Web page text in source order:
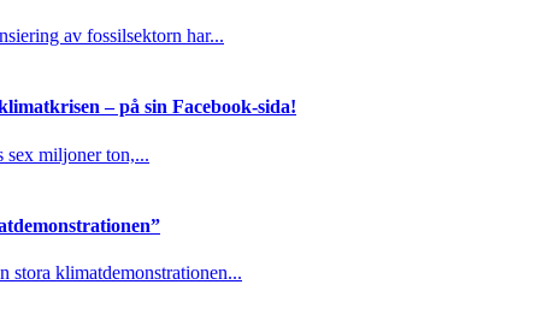
av fossilsektorn har...
– på sin Facebook-sida!
sex miljoner ton,...
stora klimatdemonstrationen...